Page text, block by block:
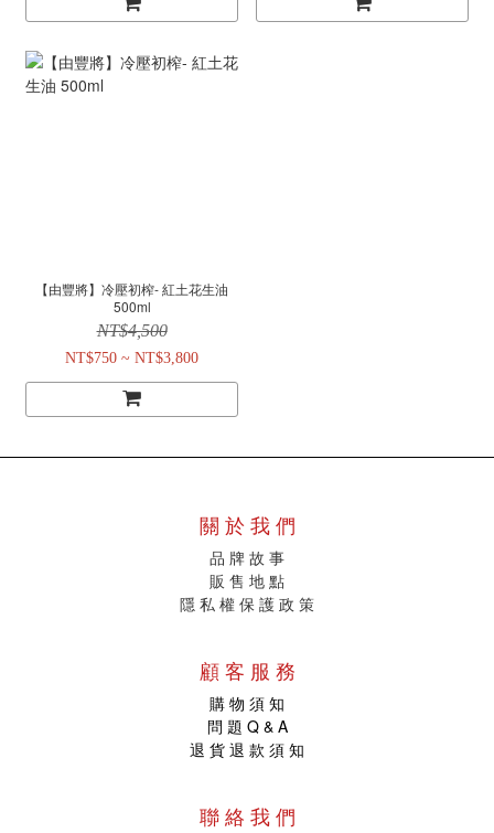
【由豐將】冷壓初榨- 紅土花生油
500ml
NT$4,500
NT$750 ~ NT$3,800
關 於 我 們
品 牌 故 事
販 售 地 點
隱 私 權 保 護 政 策
顧 客 服 務
購 物 須 知
問 題 Q & A
退 貨 退 款 須 知
聯 絡 我 們